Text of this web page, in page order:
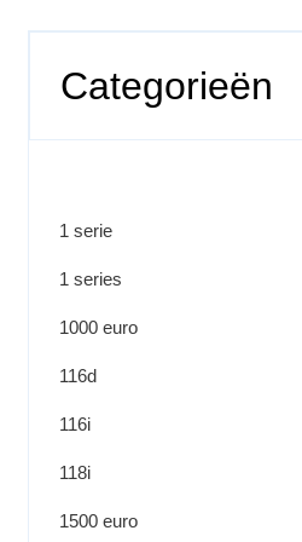
Categorieën
1 serie
1 series
1000 euro
116d
116i
118i
1500 euro